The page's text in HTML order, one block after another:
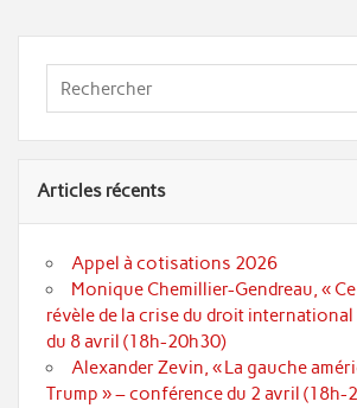
Articles récents
Appel à cotisations 2026
Monique Chemillier-Gendreau, «
révèle de la crise du droit
du 8 avril (18h-20h30)
Alexander Zevin, « La gauche
Trump » – conférence du 2 avril (18h-